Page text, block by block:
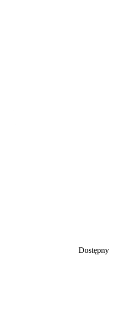
Dostępny